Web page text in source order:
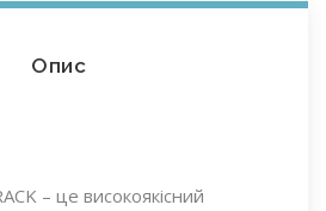
Опис
– це високоякісний